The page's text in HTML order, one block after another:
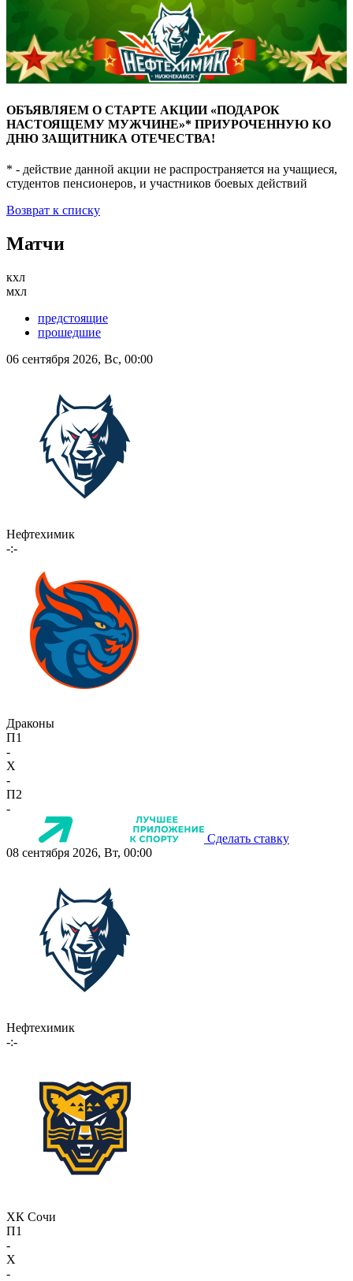
ОБЪЯВЛЯЕМ О СТАРТЕ АКЦИИ «ПОДАРОК
НАСТОЯЩЕМУ МУЖЧИНЕ»* ПРИУРОЧЕННУЮ КО
ДНЮ ЗАЩИТНИКА ОТЕЧЕСТВА!
* - действие данной акции не распространяется на учащиеся,
студентов пенсионеров, и участников боевых действий
Возврат к списку
Матчи
кхл
мхл
предстоящие
прошедшие
06 сентября 2026, Вс, 00:00
Нефтехимик
-:-
Драконы
П1
-
X
-
П2
-
Сделать ставку
08 сентября 2026, Вт, 00:00
Нефтехимик
-:-
ХК Сочи
П1
-
X
-